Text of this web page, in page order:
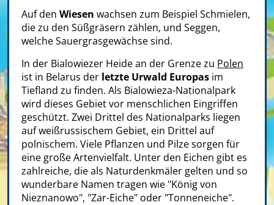
Auf den Wiesen wachsen zum Beispiel Schmielen,
die zu den Süßgräsern zählen, und Seggen,
welche Sauergrasgewächse sind.
In der Bialowiezer Heide an der Grenze zu Polen
ist in Belarus der letzte Urwald Europas im
Tiefland zu finden. Als Bialowieza-Nationalpark
wird dieses Gebiet vor menschlichen Eingriffen
geschützt. Zwei Drittel des Nationalparks liegen
auf weißrussischem Gebiet, ein Drittel auf
polnischem. Viele Pflanzen und Pilze sorgen für
eine große Artenvielfalt. Unter den Eichen gibt es
zahlreiche, die als Naturdenkmäler gelten und so
wunderbare Namen tragen wie "König von
Nieznanowo", "Zar-Eiche" oder "Tonneneiche".